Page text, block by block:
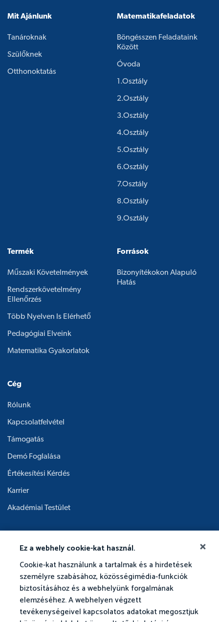
Ez a webhely cookie-kat használ.
Cookie-kat használunk a tartalmak és a hirdetések
személyre szabásához, közösségimédia-funkciók
biztosításához és a webhelyünk forgalmának
elemzéséhez. A webhelyen végzett
tevékenységeivel kapcsolatos adatokat megosztjuk
Mit Ajánlunk
Tanároknak
Szülőknek
Otthonoktatás
Matematikafeladatok
Böngésszen Feladataink
Között
Óvoda
1.osztály
2.osztály
3.osztály
4.osztály
5.osztály
6.osztály
7.osztály
8.osztály
9.osztály
Termék
Műszaki Követelmények
Rendszerkövetelmény
Ellenőrzés
Több Nyelven Is Elérhető
Pedagógiai Elveink
Matematika Gyakorlatok
Források
Bizonyítékokon Alapuló
Hatás
Cég
Rólunk
Kapcsolatfelvétel
Támogatás
Demó Foglalása
Értékesítési Kérdés
Karrier
Akadémiai Testület